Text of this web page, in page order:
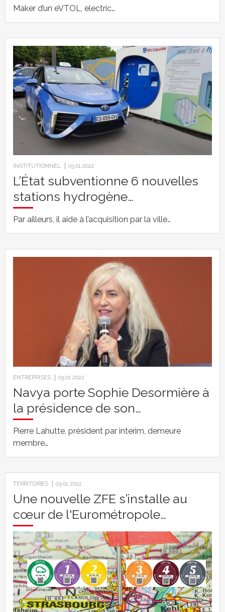
Maker d’un eVTOL, electric…
INSTITUTIONNEL 03.01.2022
L’État subventionne 6 nouvelles
stations hydrogène…
Par ailleurs, il aide à l’acquisition par la ville…
ENTREPRISES 03.01.2022
Navya porte Sophie Desormière à
la présidence de son…
Pierre Lahutte, président par interim, demeure
membre…
TERRITOIRES 03.01.2022
Une nouvelle ZFE s’installe au
cœur de l'Eurométropole…